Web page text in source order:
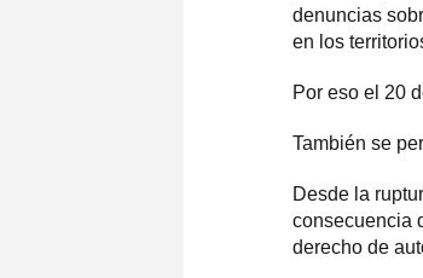
denuncias
en los
Por eso el 20
También se
Desde la
consecuencia
derecho de